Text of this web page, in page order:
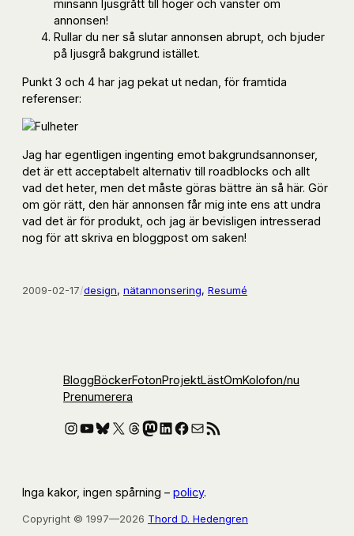
minsann ljusgrått till höger och vänster om
annonsen!
Rullar du ner så slutar annonsen abrupt, och bjuder
på ljusgrå bakgrund istället.
Punkt 3 och 4 har jag pekat ut nedan, för framtida
referenser:
Jag har egentligen ingenting emot bakgrundsannonser,
det är ett acceptabelt alternativ till roadblocks och allt
vad det heter, men det måste göras bättre än så här. Gör
om gör rätt, den här annonsen får mig inte ens att undra
vad det är för produkt, och jag är bevisligen intresserad
nog för att skriva en bloggpost om saken!
2009-02-17/design, nätannonsering, Resumé
BloggBöckerFotonProjektLästOmKolofon/nu
Prenumerera
Instagram
YouTube
Bluesky
X Threads
Mastodon
LinkedIn
Facebook
E-postRSS-flöde
Inga kakor, ingen spårning – policy.
Copyright © 1997—2026 Thord D. Hedengren